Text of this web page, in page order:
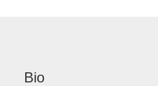
Bio